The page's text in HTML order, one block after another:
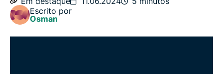
Qual é a diferença entre a dark web e a deep web?
Escrito por
Osman